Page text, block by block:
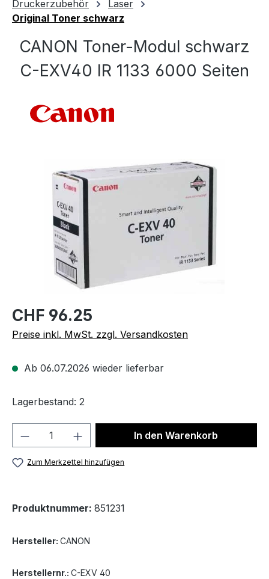
Druckerzubehör
Laser
Original Toner schwarz
CANON Toner-Modul schwarz
C-EXV40 IR 1133 6000 Seiten
Bildergalerie überspringen
CHF 96.25
Preise inkl. MwSt. zzgl. Versandkosten
Ab 06.07.2026 wieder lieferbar
Lagerbestand: 2
Produkt Anzahl: Gib denIn den Warenkorb
Zum Merkzettel hinzufügen
Produktnummer: 851231
Hersteller: CANON
Herstellernr.: C-EXV 40